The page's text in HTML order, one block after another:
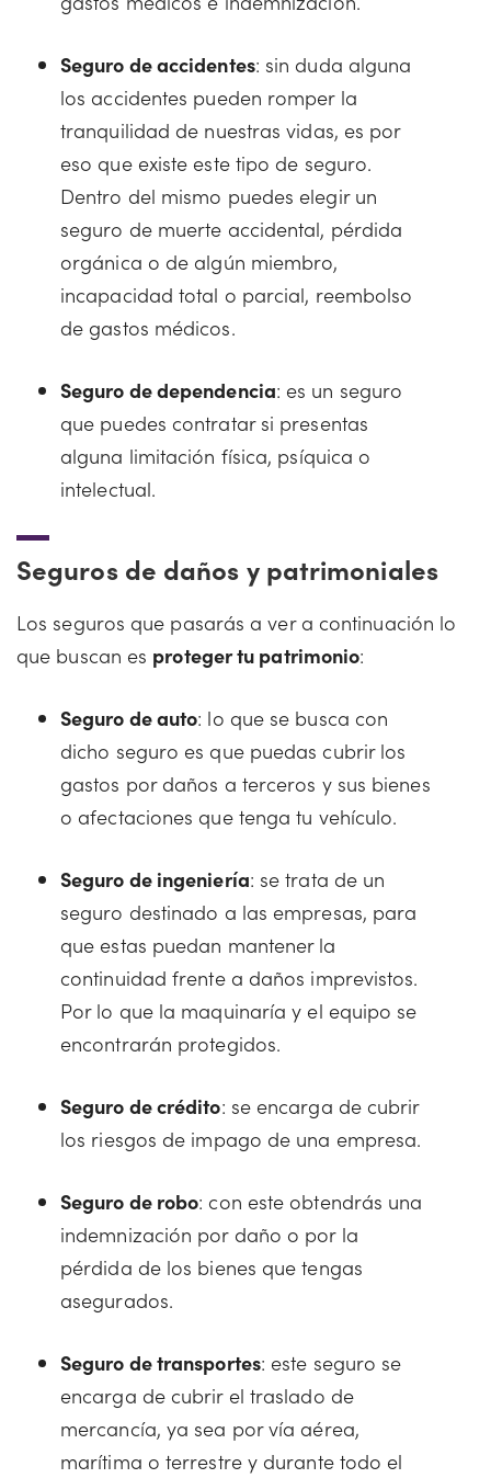
Seguro de accidentes: sin duda alguna
los accidentes pueden romper la
tranquilidad de nuestras vidas, es por
eso que existe este tipo de seguro.
Dentro del mismo puedes elegir un
seguro de muerte accidental, pérdida
orgánica o de algún miembro,
incapacidad total o parcial, reembolso
de gastos médicos.
Seguro de dependencia: es un seguro
que puedes contratar si presentas
alguna limitación física, psíquica o
intelectual.
Seguros de daños y patrimoniales
Los seguros que pasarás a ver a continuación lo
que buscan es proteger tu patrimonio:
Seguro de auto: lo que se busca con
dicho seguro es que puedas cubrir los
gastos por daños a terceros y sus bienes
o afectaciones que tenga tu vehículo.
Seguro de ingeniería: se trata de un
seguro destinado a las empresas, para
que estas puedan mantener la
continuidad frente a daños imprevistos.
Por lo que la maquinaría y el equipo se
encontrarán protegidos.
Seguro de crédito: se encarga de cubrir
los riesgos de impago de una empresa.
Seguro de robo: con este obtendrás una
indemnización por daño o por la
pérdida de los bienes que tengas
asegurados.
Seguro de transportes: este seguro se
encarga de cubrir el traslado de
mercancía, ya sea por vía aérea,
marítima o terrestre y durante todo el